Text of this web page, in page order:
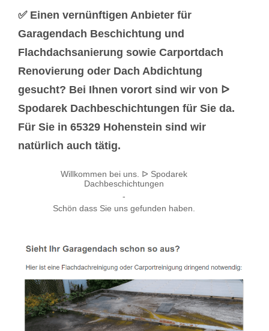
✅ Einen vernünftigen Anbieter für
Garagendach Beschichtung und
Flachdachsanierung sowie Carportdach
Renovierung oder Dach Abdichtung
gesucht? Bei Ihnen vorort sind wir von ᐅ
Spodarek Dachbeschichtungen für Sie da.
Für Sie in 65329 Hohenstein sind wir
natürlich auch tätig.
Willkommen bei uns. ᐅ Spodarek
Dachbeschichtungen
-
Schön dass Sie uns gefunden haben.